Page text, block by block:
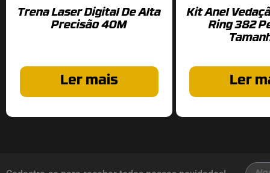
Trena Laser Digital De Alta
Precisão 40M
Ler mais
Kit Anel
Ring 382
Ler